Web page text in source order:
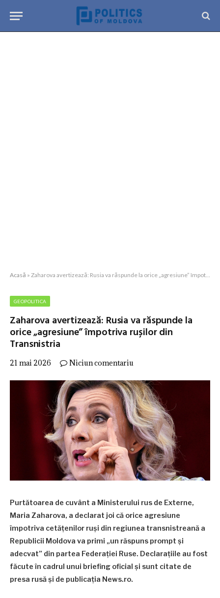
Acasă » Zaharova avertizează: Rusia va răspunde la orice „agresiune” împotriva rușilor din Transnistria
GEOPOLITICA
Zaharova avertizează: Rusia va răspunde la
orice „agresiune” împotriva rușilor din
Transnistria
21 mai 2026 Niciun comentariu
Purtătoarea de cuvânt a Ministerului rus de Externe,
Maria Zaharova, a declarat joi că orice agresiune
împotriva cetățenilor ruși din regiunea transnistreană a
Republicii Moldova va primi „un răspuns prompt și
adecvat” din partea Federației Ruse. Declarațiile au fost
făcute în cadrul unui briefing oficial și sunt citate de
presa rusă și de publicația News.ro.